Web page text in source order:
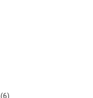
(6)